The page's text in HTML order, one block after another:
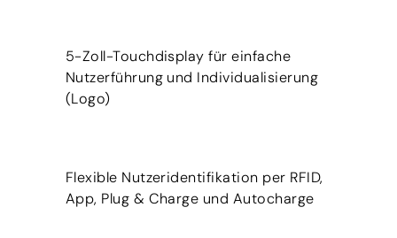
5-Zoll-Touchdisplay für einfache
Nutzerführung und Individualisierung
(Logo)
Flexible Nutzeridentifikation per RFID,
App, Plug & Charge und Autocharge